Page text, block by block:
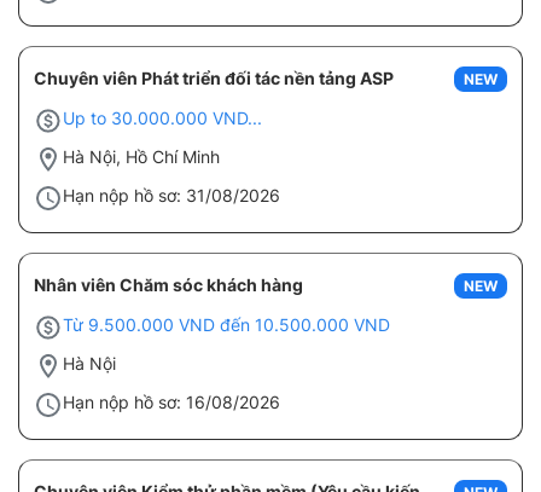
NEW
Chuyên viên Phát triển đối tác nền tảng ASP
Up to 30.000.000 VND...
Hà Nội, Hồ Chí Minh
Hạn nộp hồ sơ: 31/08/2026
NEW
Nhân viên Chăm sóc khách hàng
Từ 9.500.000 VND đến 10.500.000 VND
Hà Nội
Hạn nộp hồ sơ: 16/08/2026